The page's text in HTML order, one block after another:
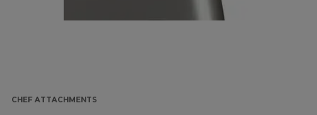
CHEF ATTACHMENTS